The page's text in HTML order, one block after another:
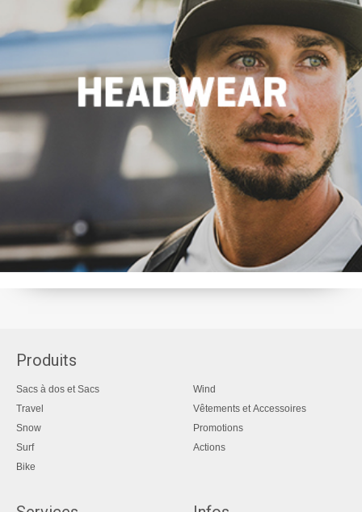
Produits
Sacs à dos et Sacs
Travel
Snow
Surf
Bike
Wind
Vêtements et Accessoires
Promotions
Actions